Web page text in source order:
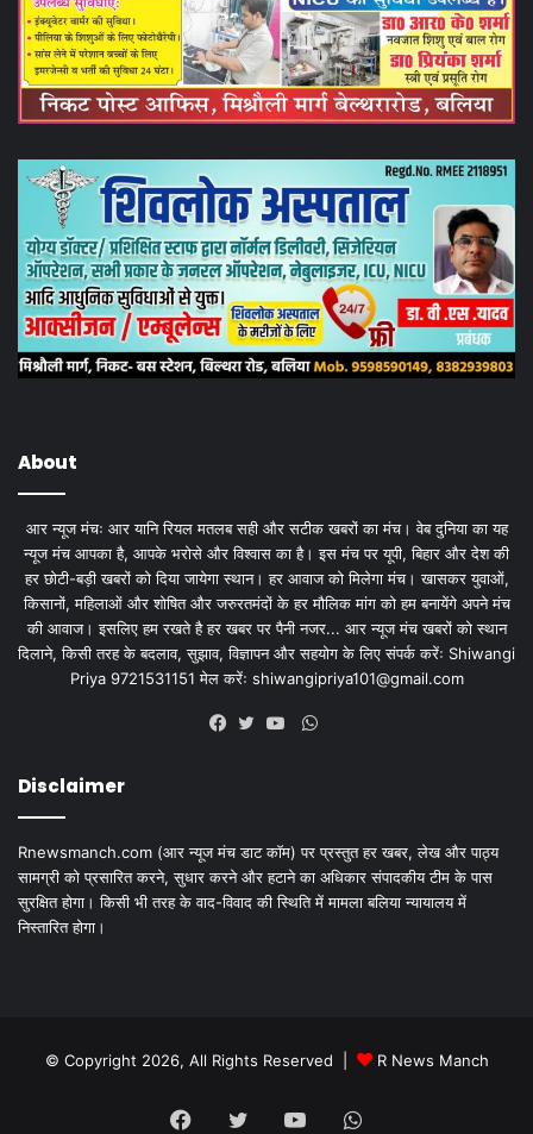
About
आर न्यूज मंचः आर यानि रियल मतलब सही और सटीक खबरों का मंच। वेब दुनिया का यह
न्यूज मंच आपका है, आपके भरोसे और विश्वास का है। इस मंच पर यूपी, बिहार और देश की
हर छोटी-बड़ी खबरों को दिया जायेगा स्थान। हर आवाज को मिलेगा मंच। खासकर युवाओं,
किसानों, महिलाओं और शोषित और जरुरतमंदों के हर मौलिक मांग को हम बनायेंगे अपने मंच
की आवाज। इसलिए हम रखते है हर खबर पर पैनी नजर... आर न्यूज मंच खबरों को स्थान
दिलाने, किसी तरह के बदलाव, सुझाव, विज्ञापन और सहयोग के लिए संपर्क करेंः Shiwangi
Priya 9721531151 मेल करेंः shiwangipriya101@gmail.com
WhatsApp
Disclaimer
Rnewsmanch.com (आर न्यूज मंच डाट काॅम) पर प्रस्तुत हर खबर, लेख और पाठ्य
सामग्री को प्रसारित करने, सुधार करने और हटाने का अधिकार संपादकीय टीम के पास
सुरक्षित होगा। किसी भी तरह के वाद-विवाद की स्थिति में मामला बलिया न्यायालय में
निस्तारित होगा।
© Copyright 2026, All Rights Reserved | R News Manch
Facebook
TwitterYouTubeWhatsApp